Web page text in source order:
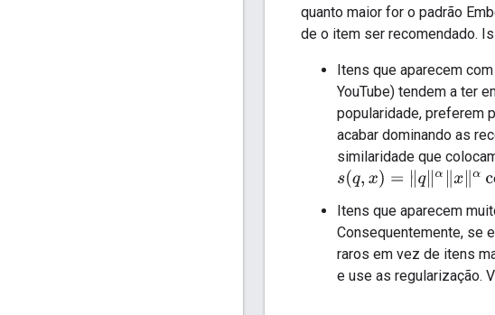
quanto maior for o padrão
de o item ser recomendado.
Itens que aparecem
YouTube) tendem a ter
popularidade, preferem
acabar dominando as
similaridade que
s(q,x )= ‖ q‖ α ‖x ‖α cos q x)
Itens que aparecem
Consequentemente, se
raros em vez de itens
e use as regularização.